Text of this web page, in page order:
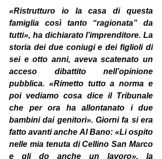
«Ristrutturo io la casa di questa
famiglia così tanto “ragionata” da
tutti», ha dichiarato l’imprenditore. La
storia dei due coniugi e dei figlioli di
sei e otto anni, aveva scatenato un
acceso dibattito nell’opinione
pubblica. «Rimetto tutto a norma e
poi vediamo cosa dice il Tribunale
che per ora ha allontanato i due
bambini dai genitori». Giorni fa si era
fatto avanti anche Al Bano: «Li ospito
nelle mia tenuta di Cellino San Marco
e gli do anche un lavoro», la